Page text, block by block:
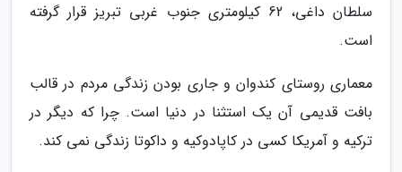
سلطان داغی، 62 کیلومتری جنوب غربی تبریز قرار گرفته
است.
معماری روستای کندوان و جاری بودن زندگی مردم در قالب
بافت قدیمی آن یک استثنا در دنیا است. چرا که دیگر در
ترکیه و آمریکا کسی در کاپادوکیه و داکوتا زندگی نمی کند.